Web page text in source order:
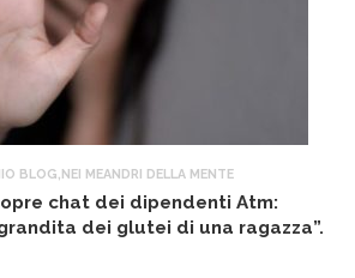
BLOG NEI MEANDRI DELLA MENTE
chat dei dipendenti Atm:
dei glutei di una ragazza”.